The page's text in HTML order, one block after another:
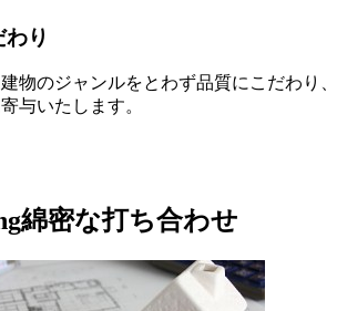
り
物のジャンルをとわず品質にこだわり、
与いたします。
綿密な打ち合わせ